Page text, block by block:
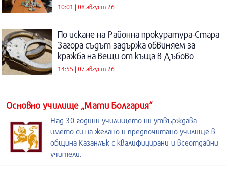
10:01 | 08 август 26
По искане на Районна прокуратура-Стара
Загора съдът задържа обвиняем за
кражба на вещи от къща в Дъбово
14:55 | 07 август 26
Основно училище „Мати Болгария“
Над 30 години училището ни утвърждава
името си на желано и предпочитано училище в
община Казанлък с квалифицирани и всеотдайни
учители.